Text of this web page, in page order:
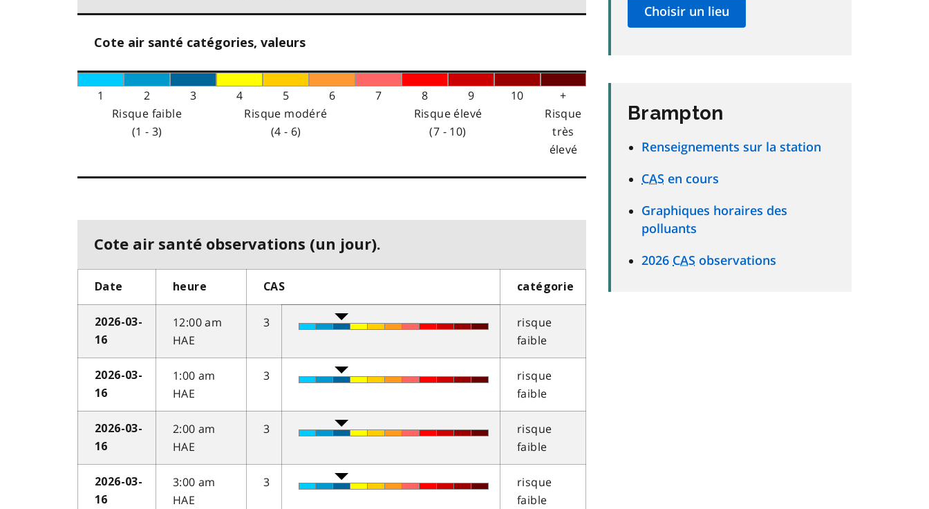
Cote air santé catégories, valeurs
1 2 3 4 5 6 7 8 9 10
+
Risque faible
(1 - 3)
Risque modéré
(4 - 6)
Risque élevé
(7 - 10)
Risque
très
élevé
Cote air santé observations (un jour).
Date heure CAS catégorie
2026-03-
16
12:00 am
HAE
3
risque
faible
2026-03-
16
1:00 am
HAE
3
risque
faible
2026-03-
16
2:00 am
HAE
3
risque
faible
2026-03-
16
3:00 am
HAE
3
risque
faible
Brampton
Renseignements sur la station
CAS en cours
Graphiques horaires des
polluants
2026 CAS observations